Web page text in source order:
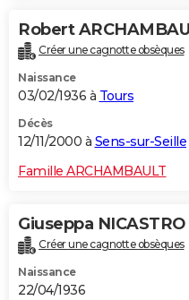
Robert
Créer une cagnotte obsèques
Naissance
03/02/1936 à Tours
Décès
12/11/2000 à Sens-sur-Seille
Famille ARCHAMBAULT
Giuseppa
Créer une cagnotte obsèques
Naissance
22/04/1936